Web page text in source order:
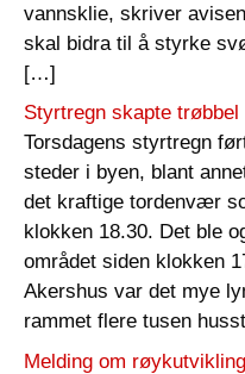
vannsklie, skriver
skal bidra til å styrke
[…]
Styrtregn skapte
Torsdagens styrtregn
steder i byen, blant
det kraftige tordenvær
klokken 18.30. Det ble
området siden klokken
Akershus var det mye
rammet flere tusen
Melding om